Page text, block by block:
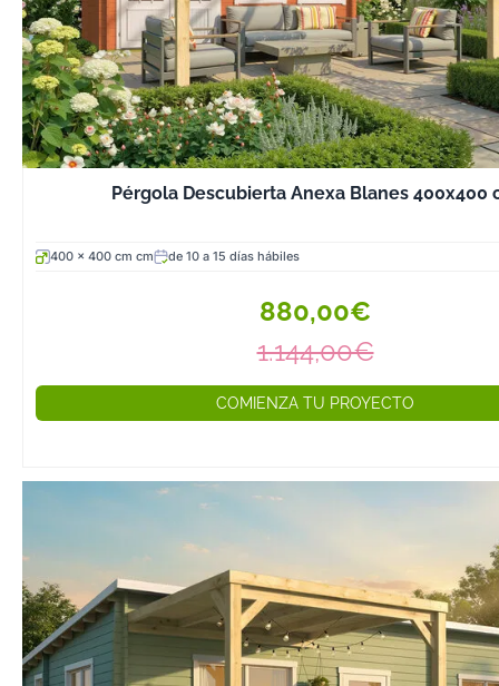
Cenadores
techo plano y
2026
La arquitectura
líneas limpias,
cenadores de
minimalista
natural de la
jardines de
nórdico
Jijona-D,
y Roses-D. La
laminada
estabilidad
superior a la
con menor
Pérgola Descubierta Anexa Blanes 400x400
400 x 400 cm cm de 10 a 15 días hábiles
880,00€
1.144,00€
COMIENZA TU PROYECTO